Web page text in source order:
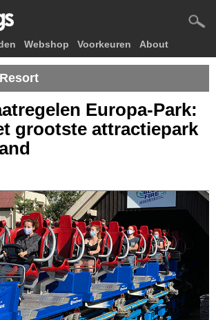
Webshop Voorkeuren About
Europa-Park:
grootste attractiepark